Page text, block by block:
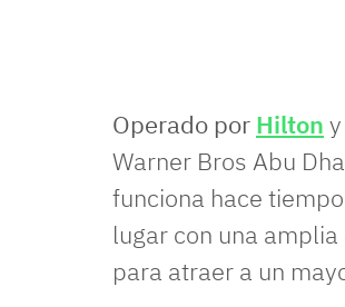
Operado por Hilton
Warner Bros Abu
funciona hace
lugar con una
para atraer a un